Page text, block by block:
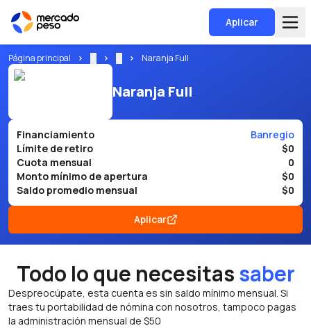
Aplicar
Página principal Naranja Full
Naranja Full
Financiamiento
Banregio
Límite de retiro
$0
Cuota mensual
0
Monto mínimo de apertura
$0
Saldo promedio mensual
$0
Aplicar
Todo lo que necesitassaber
Despreocúpate, esta cuenta es sin saldo mínimo mensual. Si
traes tu portabilidad de nómina con nosotros, tampoco pagas
la administración mensual de $50